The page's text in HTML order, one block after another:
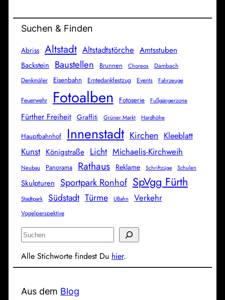
Suchen & Finden
Abriss Altstadt Altstadtstörche Amtsstuben
Backstein Baustellen Brunnen Choreos
Dambach
Denkmäler
Eisenbahn Erntedankfestzug Events Fahrzeuge
Feuerwehr Fotoalben Fotoserie Fußgängerzone
Fürther Freiheit Graffiti Grüner Markt Hardhöhe
Hauptbahnhof Innenstadt Kirchen Kleeblatt
Kunst Königstraße Licht Michaelis-Kirchweih
Neubau Panorama Rathaus Reklame Schriftzüge Schulen
Skulpturen Sportpark Ronhof SpVgg Fürth
Stadtpark Südstadt Türme UBahn Verkehr
Vogelperspektive
S
c
e
Alle Stichworte findest Du hier.
Aus dem Blog